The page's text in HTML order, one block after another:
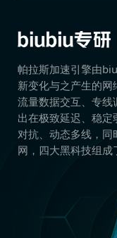
帕拉斯加速引擎由
新变化与之产生的网
流量数据交互、专
出在极致延迟、稳
对抗、动态多线，
网，四大黑科技组成